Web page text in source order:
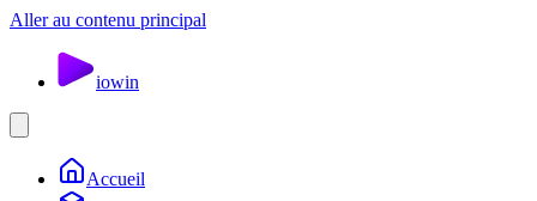
Aller au contenu principal
iowin
Accueil